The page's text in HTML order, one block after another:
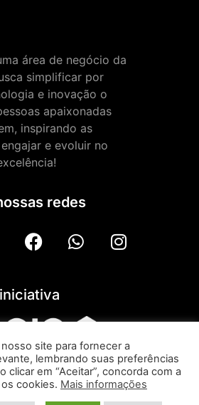
área de negócio da
simplificar por
e inovação o
apaixonadas
inspirando as
e evoluir no
redes
| Aviso de Privacidade
© 2026
site para fornecer a
lembrando suas preferências
clicar em “Aceitar”, concorda com a
cookies. Mais informações